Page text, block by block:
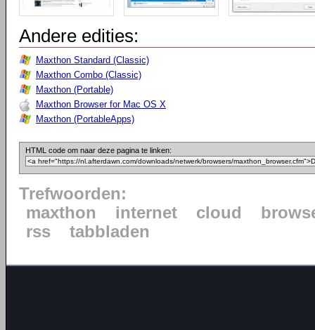
Andere edities:
Maxthon Standard (Classic)
Maxthon Combo (Classic)
Maxthon (Portable)
Maxthon Browser for Mac OS X
Maxthon (PortableApps)
HTML code om naar deze pagina te linken:
Trefwoorden:
maxthon
internet cloud
rss
tabbladen